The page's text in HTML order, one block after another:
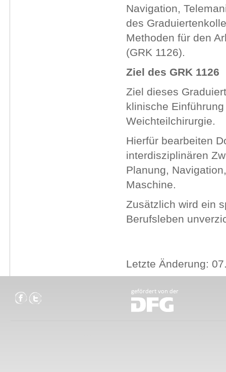
Navigation,
des
Methoden für den
(GRK 1126).
Ziel des GRK 1126
Ziel dieses
klinische
Weichteilchirurgie.
Hierfür bearbeiten
interdisziplinären
Planung,
Maschine.
Zusätzlich wird ein
Berufsleben
Letzte Änderung: